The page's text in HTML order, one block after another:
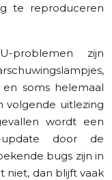
te reproduceren
problemen zijn
soms helemaal
volgende uitlezing
wordt een
update door de
bugs zijn in
niet, dan blijft vaak